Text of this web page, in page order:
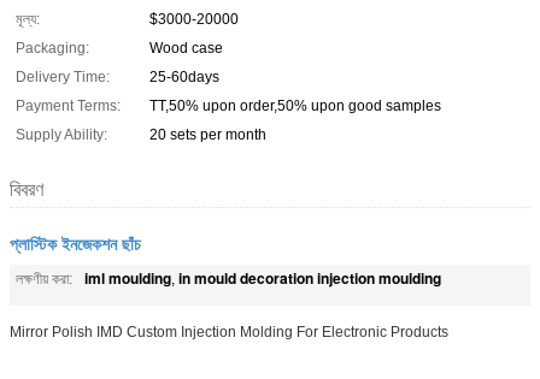
মূল্য:
$3000-20000
Packaging:
Wood case
Delivery Time:
25-60days
Payment Terms:
TT,50% upon order,50% upon good samples
Supply Ability:
20 sets per month
বিবরণ
প্লাস্টিক ইনজেকশন ছাঁচ
লক্ষণীয় করা: iml moulding, in mould decoration injection moulding
Mirror Polish IMD Custom Injection Molding For Electronic Products